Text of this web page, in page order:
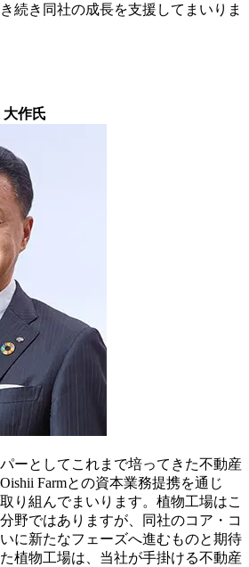
続き同社の成長を支援してまいりま
作氏
ーとしてこれまで培ってきた不動産
Farmとの資本業務提携を通じ
り組んでまいります。植物工場はこ
野ではありますが、同社のコア・コ
に新たなフェーズへ進むものと期待
植物工場は、当社が手掛ける不動産